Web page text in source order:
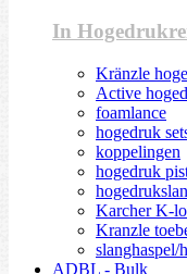
In
Kränzle
Active
foamlance
hogedruk
koppelingen
hogedruk
Karcher K-
Kranzle
slanghaspel/
ADBL - Bulk